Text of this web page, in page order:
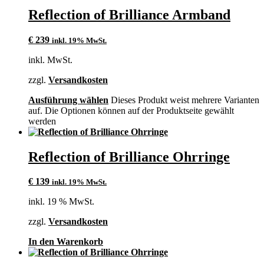
Reflection of Brilliance Armband
€ 239 inkl. 19% MwSt.
inkl. MwSt.
zzgl. Versandkosten
Ausführung wählen Dieses Produkt weist mehrere Varianten
auf. Die Optionen können auf der Produktseite gewählt
werden
Reflection of Brilliance Ohrringe
€ 139 inkl. 19% MwSt.
inkl. 19 % MwSt.
zzgl. Versandkosten
In den Warenkorb